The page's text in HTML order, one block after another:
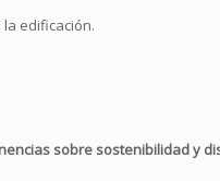
edificación.
sobre sostenibilidad y